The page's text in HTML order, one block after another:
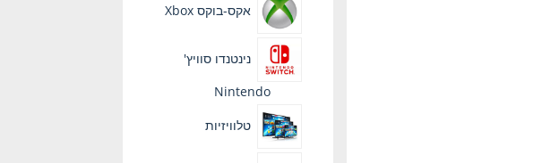
אקס-בוקס Xbox
נינטנדו סוויץ'
Nintendo
טלוויזיות